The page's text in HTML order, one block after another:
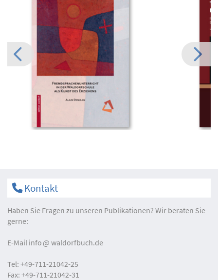
Kontakt
Haben Sie Fragen zu unseren Publikationen? Wir beraten Sie
gerne:
E-Mail info waldorfbuch.de
Tel: +49-711-21042-25
Fax: +49-711-21042-31